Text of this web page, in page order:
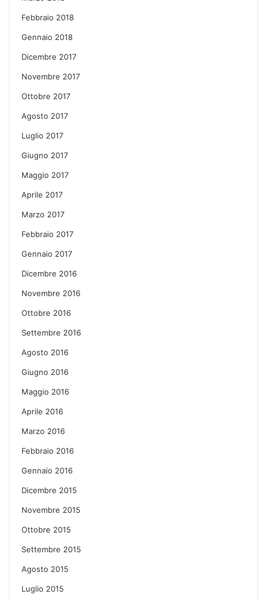
Febbraio 2018
Gennaio 2018
Dicembre 2017
Novembre 2017
Ottobre 2017
Agosto 2017
Luglio 2017
Giugno 2017
Maggio 2017
Aprile 2017
Marzo 2017
Febbraio 2017
Gennaio 2017
Dicembre 2016
Novembre 2016
Ottobre 2016
Settembre 2016
Agosto 2016
Giugno 2016
Maggio 2016
Aprile 2016
Marzo 2016
Febbraio 2016
Gennaio 2016
Dicembre 2015
Novembre 2015
Ottobre 2015
Settembre 2015
Agosto 2015
Luglio 2015